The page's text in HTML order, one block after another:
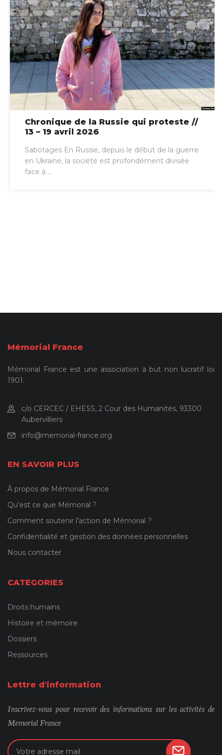
Chronique de la Russie qui proteste //
13 – 19 avril 2026
Sabotages En Russie, depuis le début de la guerre
en Ukraine, la société est profondément divisée
face à ...
Mémorial France
Mémorial France est une association à but non lucratif loi
1901.
c/o CERCEC / EHESS, 2 Cour des Humanités, 93300
Aubervilliers
info@memorial-france.org
EN SAVOIR PLUS
À propos de Mémorial France
Qu’est ce que Mémorial ?
Comment soutenir l’action de Mémorial ?
Confidentialité et gestion des données personnelles
Nous contacter
CATEGORIES
Droits humains
Histoire et mémoire
Dossiers
Ressources
Lettre d'information
Inscrivez-vous pour recevoir des informations sur les activités de
Memorial France